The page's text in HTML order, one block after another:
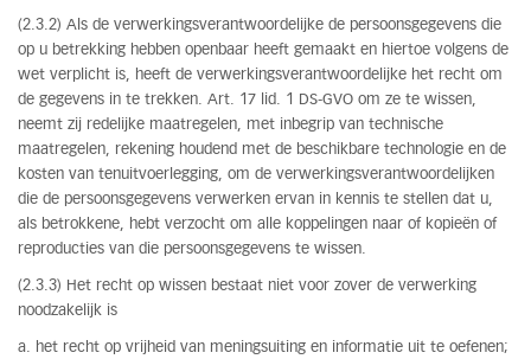
(2.3.2) Als de verwerkingsverantwoordelijke de persoonsgegevens die
op u betrekking hebben openbaar heeft gemaakt en hiertoe volgens de
wet verplicht is, heeft de verwerkingsverantwoordelijke het recht om
de gegevens in te trekken. Art. 17 lid. 1 DS-GVO om ze te wissen,
neemt zij redelijke maatregelen, met inbegrip van technische
maatregelen, rekening houdend met de beschikbare technologie en de
kosten van tenuitvoerlegging, om de verwerkingsverantwoordelijken
die de persoonsgegevens verwerken ervan in kennis te stellen dat u,
als betrokkene, hebt verzocht om alle koppelingen naar of kopieën of
reproducties van die persoonsgegevens te wissen.
(2.3.3) Het recht op wissen bestaat niet voor zover de verwerking
noodzakelijk is
a. het recht op vrijheid van meningsuiting en informatie uit te oefenen;